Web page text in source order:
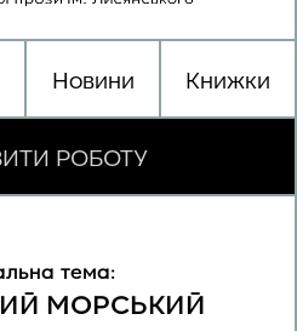
Новини Книжки
РОБОТУ
тема:
МОРСЬКИЙ